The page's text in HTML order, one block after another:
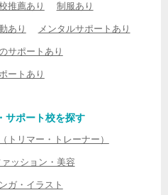
推薦あり 制服あり
あり メンタルサポートあり
サポートあり
ートあり
サポート校を探す
トリマー・トレーナー）
ァッション・美容
ガ・イラスト